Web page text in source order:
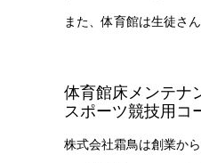
また、体育館は生徒さ
体育館床メンテナ
スポーツ競技用コ
株式会社霜鳥は創業か